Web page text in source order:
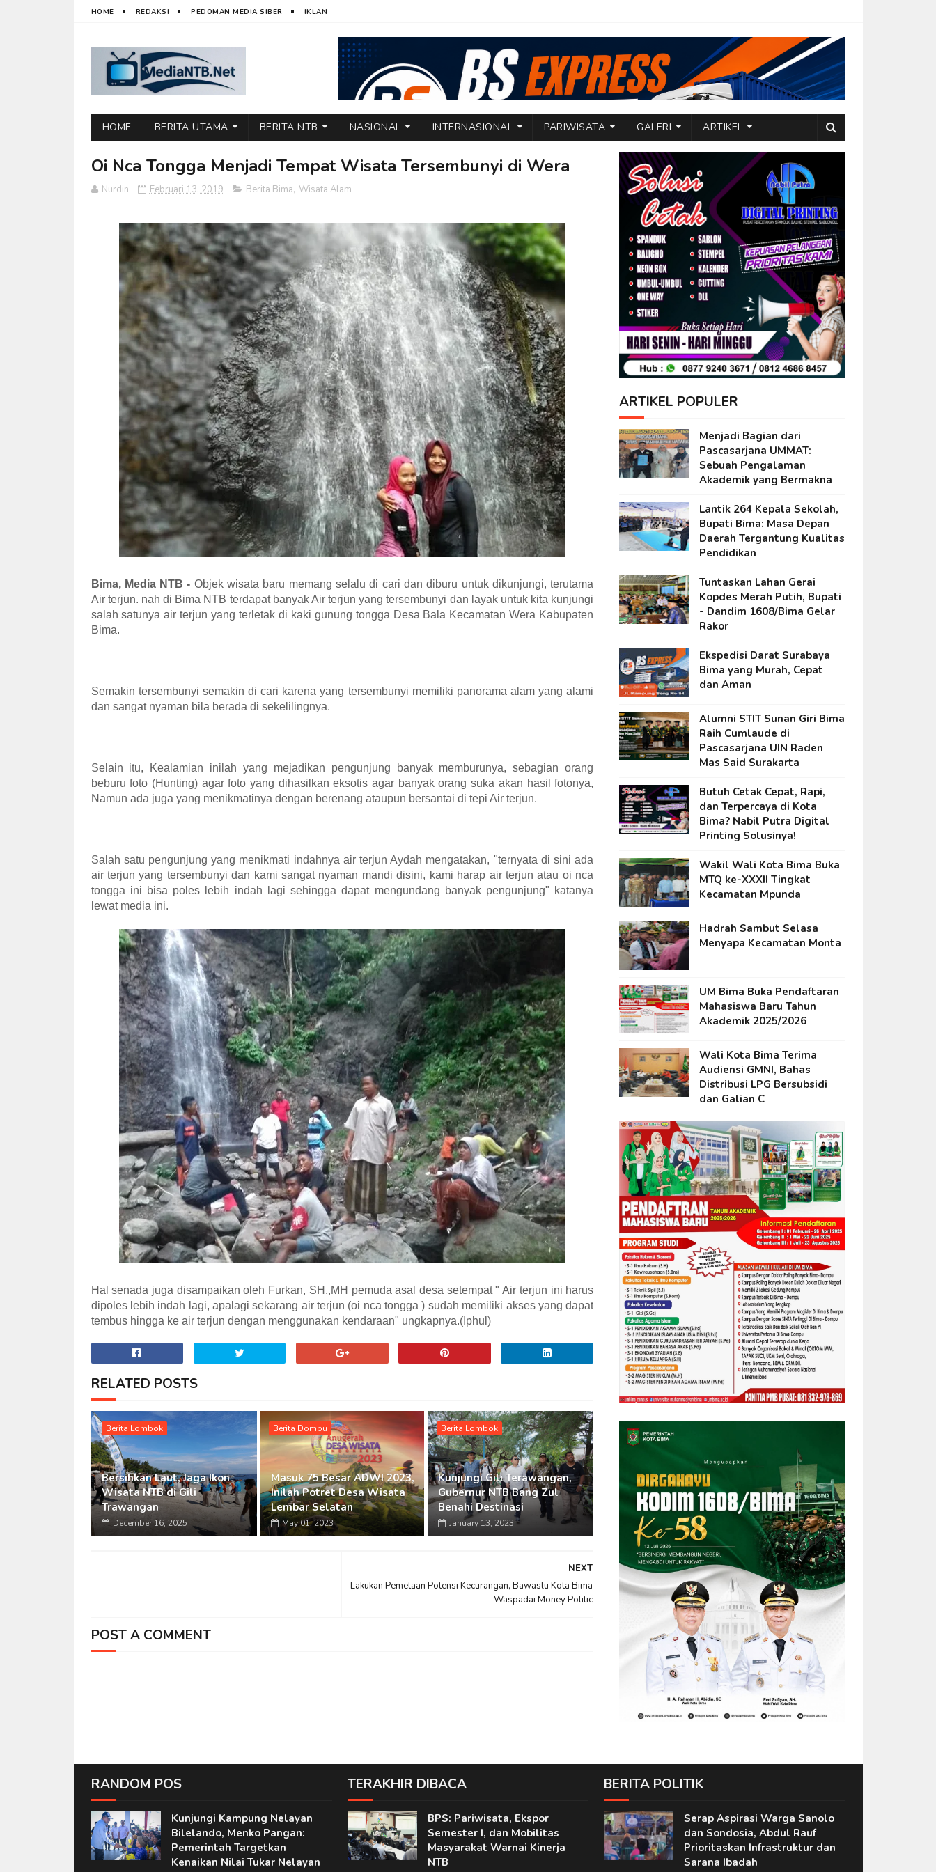
HOME REDAKSI PEDOMAN MEDIA SIBER IKLAN
HOME BERITA UTAMA BERITA NTB NASIONAL INTERNASIONAL PARIWISATA GALERI ARTIKEL
Oi Nca Tongga Menjadi Tempat Wisata Tersembunyi di Wera
Nurdin Februari 13, 2019 Berita Bima, Wisata Alam
Bima, Media NTB - Objek wisata baru memang selalu di cari dan diburu untuk dikunjungi, terutama
Air terjun. nah di Bima NTB terdapat banyak Air terjun yang tersembunyi dan layak untuk kita kunjungi
salah satunya air terjun yang terletak di kaki gunung tongga Desa Bala Kecamatan Wera Kabupaten
Bima.
Semakin tersembunyi semakin di cari karena yang tersembunyi memiliki panorama alam yang alami
dan sangat nyaman bila berada di sekelilingnya.
Selain itu, Kealamian inilah yang mejadikan pengunjung banyak memburunya, sebagian orang
beburu foto (Hunting) agar foto yang dihasilkan eksotis agar banyak orang suka akan hasil fotonya,
Namun ada juga yang menikmatinya dengan berenang ataupun bersantai di tepi Air terjun.
Salah satu pengunjung yang menikmati indahnya air terjun Aydah mengatakan, "ternyata di sini ada
air terjun yang tersembunyi dan kami sangat nyaman mandi disini, kami harap air terjun atau oi nca
tongga ini bisa poles lebih indah lagi sehingga dapat mengundang banyak pengunjung" katanya
lewat media ini.
Hal senada juga disampaikan oleh Furkan, SH.,MH pemuda asal desa setempat " Air terjun ini harus
dipoles lebih indah lagi, apalagi sekarang air terjun (oi nca tongga ) sudah memiliki akses yang dapat
tembus hingga ke air terjun dengan menggunakan kendaraan" ungkapnya.(Iphul)
RELATED POSTS
Berita Lombok
Bersihkan Laut, Jaga Ikon
Wisata NTB di Gili
Trawangan
December 16, 2025
Berita Dompu
Masuk 75 Besar ADWI 2023,
Inilah Potret Desa Wisata
Lembar Selatan
May 01, 2023
Berita Lombok
Kunjungi Gili Terawangan,
Gubernur NTB Bang Zul
Benahi Destinasi
January 13, 2023
NEXT
Lakukan Pemetaan Potensi Kecurangan, Bawaslu Kota Bima
Waspadai Money Politic
POST A COMMENT
ARTIKEL POPULER
Menjadi Bagian dari
Pascasarjana UMMAT:
Sebuah Pengalaman
Akademik yang Bermakna
Lantik 264 Kepala Sekolah,
Bupati Bima: Masa Depan
Daerah Tergantung Kualitas
Pendidikan
Tuntaskan Lahan Gerai
Kopdes Merah Putih, Bupati
- Dandim 1608/Bima Gelar
Rakor
Ekspedisi Darat Surabaya
Bima yang Murah, Cepat
dan Aman
Alumni STIT Sunan Giri Bima
Raih Cumlaude di
Pascasarjana UIN Raden
Mas Said Surakarta
Butuh Cetak Cepat, Rapi,
dan Terpercaya di Kota
Bima? Nabil Putra Digital
Printing Solusinya!
Wakil Wali Kota Bima Buka
MTQ ke-XXXII Tingkat
Kecamatan Mpunda
Hadrah Sambut Selasa
Menyapa Kecamatan Monta
UM Bima Buka Pendaftaran
Mahasiswa Baru Tahun
Akademik 2025/2026
Wali Kota Bima Terima
Audiensi GMNI, Bahas
Distribusi LPG Bersubsidi
dan Galian C
RANDOM POS
Kunjungi Kampung Nelayan
Bilelando, Menko Pangan:
Pemerintah Targetkan
Kenaikan Nilai Tukar Nelayan
TERAKHIR DIBACA
BPS: Pariwisata, Ekspor
Semester I, dan Mobilitas
Masyarakat Warnai Kinerja
NTB
BERITA POLITIK
Serap Aspirasi Warga Sanolo
dan Sondosia, Abdul Rauf
Prioritaskan Infrastruktur dan
Sarana Ibadah